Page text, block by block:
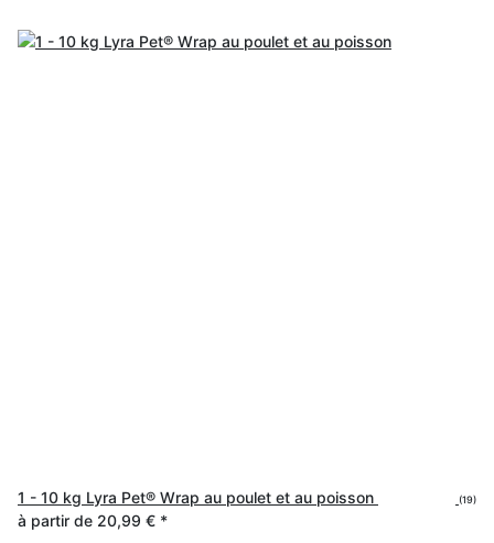
1 - 10 kg Lyra Pet® Wrap au poulet et au poisson (19)
à partir de 20,99 € *